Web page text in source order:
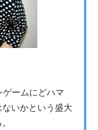
ームにどハマ
いかという盛大